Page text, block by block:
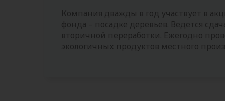
Компания дважды в год участвует в
фонда – посадке деревьев. Ведется
вторичной переработки. Ежегодно
экологичных продуктов местного